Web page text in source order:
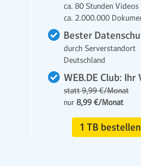
ca. 80 Stunden Videos
ca. 2.000.000
Bester
durch Serverstandort
Deutschland
WEB.DE Club: Ihr
statt 9,99 €/Monat
nur 8,99 €/Monat
1 TB bestellen